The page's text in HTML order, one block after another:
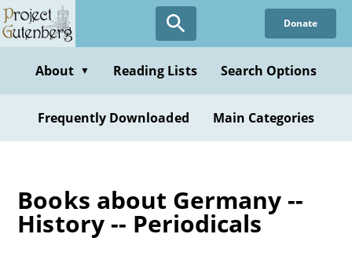
Skip
to
content
Donate
About ▼ Reading Lists Search Options
Frequently Downloaded Main Categories
Books about Germany --
History -- Periodicals